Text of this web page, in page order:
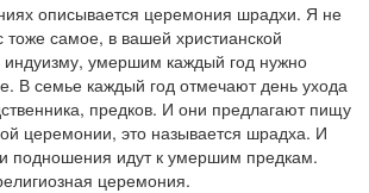
описывается церемония шрадхи. Я не
тоже самое, в вашей христианской
индуизму, умершим каждый год нужно
В семье каждый год отмечают день ухода
предков. И они предлагают пищу
церемонии, это называется шрадха. И
подношения идут к умершим предкам.
церемония.